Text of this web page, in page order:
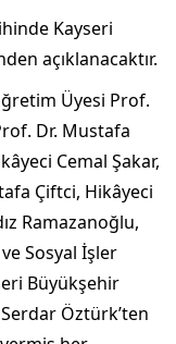
Kayseri
açıklanacaktır.
Üyesi Prof.
Dr. Mustafa
Cemal Şakar,
Çiftci, Hikâyeci
Ramazanoğlu,
Sosyal İşler
Büyükşehir
Öztürk’ten